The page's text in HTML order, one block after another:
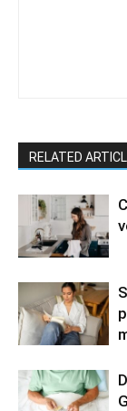
RELATED